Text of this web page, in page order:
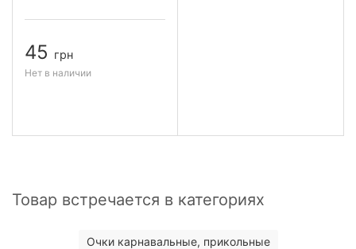
45 грн
Нет в наличии
Товар встречается в категориях
Очки карнавальные, прикольные